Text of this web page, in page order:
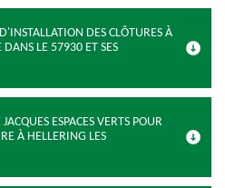
DES CLÔTURES À
DANS LE 57930 ET SES
ESPACES VERTS POUR
À HELLERING LES